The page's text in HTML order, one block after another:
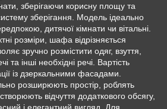
зберігаючи корисну площу та
зберігання. Модель ідеально
дитячої кімнати чи вітальні.
розміри, шафа відрізняється
зручно розмістити одяг, взуття,
та інші необхідні речі. Вартість
із дзеркальними фасадами.
розширюють простір, роблять
відчуття додаткового обсягу,
і елегантний вигляд. Для